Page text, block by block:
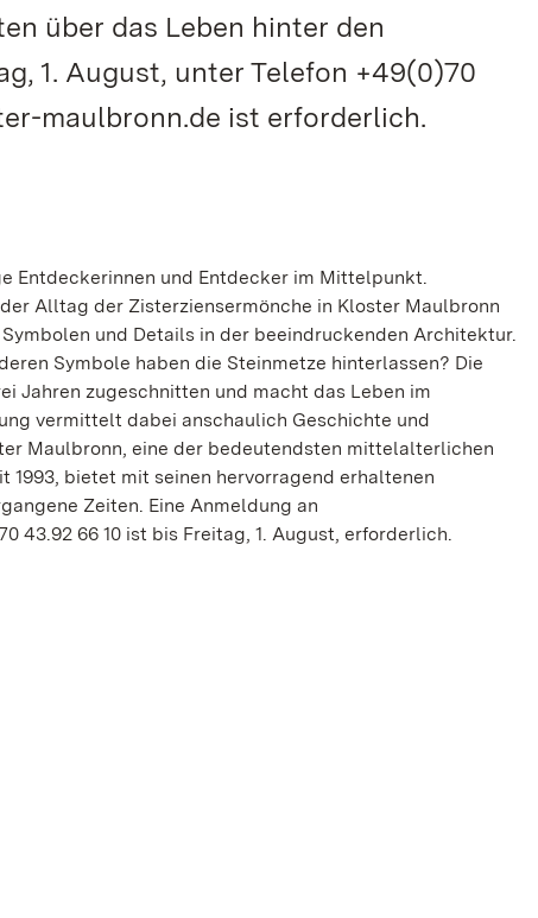
über das Leben hinter den
1. August, unter Telefon +49(0)70
maulbronn.de ist erforderlich.
Entdeckerinnen und Entdecker im Mittelpunkt.
Alltag der Zisterziensermönche in Kloster Maulbronn
und Details in der beeindruckenden Architektur.
Symbole haben die Steinmetze hinterlassen? Die
Jahren zugeschnitten und macht das Leben im
vermittelt dabei anschaulich Geschichte und
Maulbronn, eine der bedeutendsten mittelalterlichen
1993, bietet mit seinen hervorragend erhaltenen
Zeiten. Eine Anmeldung an
43.92 66 10 ist bis Freitag, 1. August, erforderlich.